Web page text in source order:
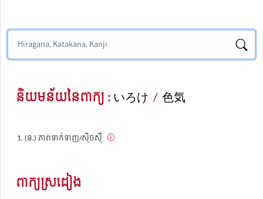
និយមន័យនៃពាក្យ :いろけ / 色気
(ន.) ភាពទាក់ទាញ/ស៊ិចស៊ី
ពាក្យស្រដៀង